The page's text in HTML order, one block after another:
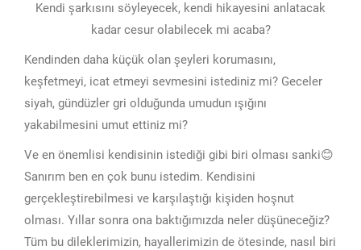
Kendi şarkısını söyleyecek, kendi hikayesini anlatacak
kadar cesur olabilecek mi acaba?
Kendinden daha küçük olan şeyleri korumasını,
keşfetmeyi, icat etmeyi sevmesini istediniz mi? Geceler
siyah, gündüzler gri olduğunda umudun ışığını
yakabilmesini umut ettiniz mi?
Ve en önemlisi kendisinin istediği gibi biri olması sanki😊
Sanırım ben en çok bunu istedim. Kendisini
gerçekleştirebilmesi ve karşılaştığı kişiden hoşnut
olması. Yıllar sonra ona baktığımızda neler düşüneceğiz?
Tüm bu dileklerimizin, hayallerimizin de ötesinde, nasıl biri